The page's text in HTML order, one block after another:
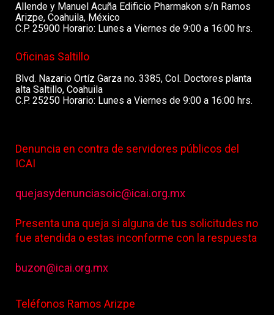
Allende y Manuel Acuña Edificio Pharmakon s/n Ramos
Arizpe, Coahuila, México
C.P. 25900 Horario: Lunes a Viernes de 9:00 a 16:00 hrs.
Oficinas Saltillo
Blvd. Nazario Ortíz Garza no. 3385, Col. Doctores planta
alta Saltillo, Coahuila
C.P. 25250 Horario: Lunes a Viernes de 9:00 a 16:00 hrs.
Denuncia en contra de servidores públicos del
ICAI
quejasydenunciasoic@icai.org.mx
Presenta una queja si alguna de tus solicitudes no
fue atendida o estas inconforme con la respuesta
buzon@icai.org.mx
Teléfonos Ramos Arizpe